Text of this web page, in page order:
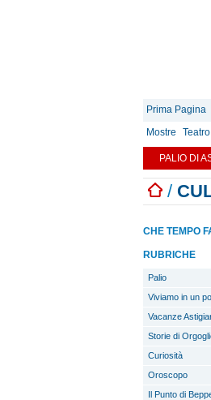
Prima Pagina
Mostre
PALIO DI
/
CHE TEMPO
RUBRICHE
Palio
Viviamo in un
Vacanze
Storie di
Curiosità
Oroscopo
Il Punto di